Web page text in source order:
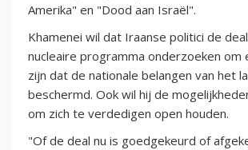
Amerika" en "Dood aan Israël".
Khamenei wil dat Iraanse politici de
nucleaire programma onderzoeken om
zijn dat de nationale belangen van het
beschermd. Ook wil hij de
om zich te verdedigen open houden.
"Of de deal nu is goedgekeurd of